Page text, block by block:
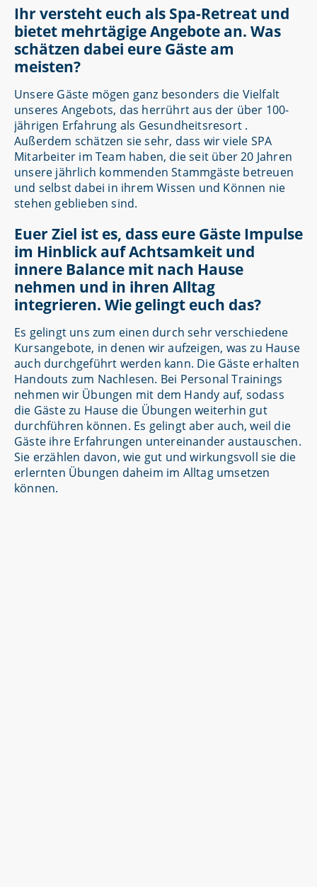
Ihr versteht euch als Spa-Retreat und
bietet mehrtägige Angebote an. Was
schätzen dabei eure Gäste am
meisten?
Unsere Gäste mögen ganz besonders die Vielfalt
unseres Angebots, das herrührt aus der über 100-
jährigen Erfahrung als Gesundheitsresort .
Außerdem schätzen sie sehr, dass wir viele SPA
Mitarbeiter im Team haben, die seit über 20 Jahren
unsere jährlich kommenden Stammgäste betreuen
und selbst dabei in ihrem Wissen und Können nie
stehen geblieben sind.
Euer Ziel ist es, dass eure Gäste Impulse
im Hinblick auf Achtsamkeit und
innere Balance mit nach Hause
nehmen und in ihren Alltag
integrieren. Wie gelingt euch das?
Es gelingt uns zum einen durch sehr verschiedene
Kursangebote, in denen wir aufzeigen, was zu Hause
auch durchgeführt werden kann. Die Gäste erhalten
Handouts zum Nachlesen. Bei Personal Trainings
nehmen wir Übungen mit dem Handy auf, sodass
die Gäste zu Hause die Übungen weiterhin gut
durchführen können. Es gelingt aber auch, weil die
Gäste ihre Erfahrungen untereinander austauschen.
Sie erzählen davon, wie gut und wirkungsvoll sie die
erlernten Übungen daheim im Alltag umsetzen
können.